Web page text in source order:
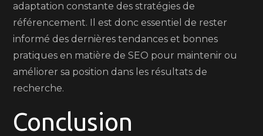
adaptation constante des stratégies de
référencement. Il est donc essentiel de rester
informé des dernières tendances et bonnes
pratiques en matière de SEO pour maintenir ou
améliorer sa position dans les résultats de
recherche.
Conclusion